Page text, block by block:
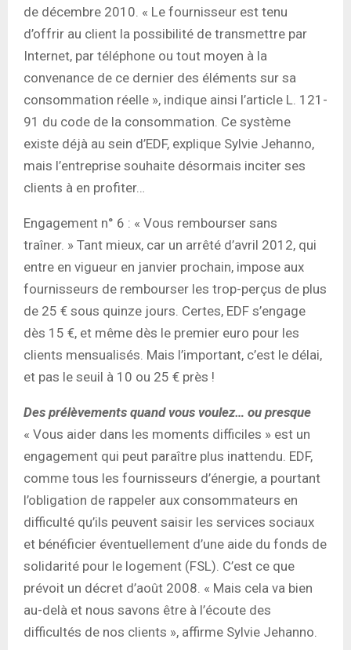
de décembre 2010. « Le fournisseur est tenu
d’offrir au client la possibilité de transmettre par
Internet, par téléphone ou tout moyen à la
convenance de ce dernier des éléments sur sa
consommation réelle », indique ainsi l’article L. 121-
91 du code de la consommation. Ce système
existe déjà au sein d’EDF, explique Sylvie Jehanno,
mais l’entreprise souhaite désormais inciter ses
clients à en profiter…
Engagement n° 6 : « Vous rembourser sans
traîner. » Tant mieux, car un arrêté d’avril 2012, qui
entre en vigueur en janvier prochain, impose aux
fournisseurs de rembourser les trop-perçus de plus
de 25 € sous quinze jours. Certes, EDF s’engage
dès 15 €, et même dès le premier euro pour les
clients mensualisés. Mais l’important, c’est le délai,
et pas le seuil à 10 ou 25 € près !
Des prélèvements quand vous voulez… ou presque
« Vous aider dans les moments difficiles » est un
engagement qui peut paraître plus inattendu. EDF,
comme tous les fournisseurs d’énergie, a pourtant
l’obligation de rappeler aux consommateurs en
difficulté qu’ils peuvent saisir les services sociaux
et bénéficier éventuellement d’une aide du fonds de
solidarité pour le logement (FSL). C’est ce que
prévoit un décret d’août 2008. « Mais cela va bien
au-delà et nous savons être à l’écoute des
difficultés de nos clients », affirme Sylvie Jehanno.